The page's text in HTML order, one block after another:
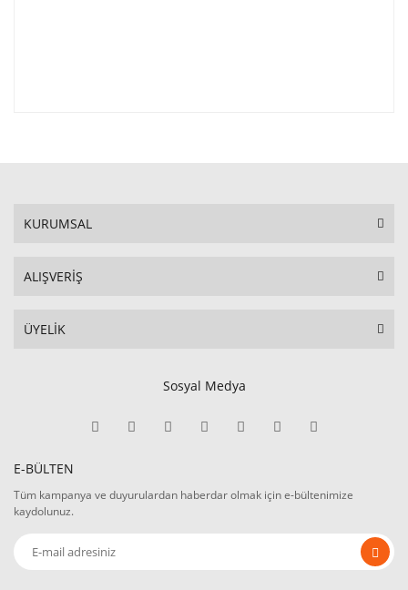
KURUMSAL
ALIŞVERİŞ
ÜYELİK
Sosyal Medya
E-BÜLTEN
Tüm kampanya ve duyurulardan haberdar olmak için e-bültenimize
kaydolunuz.